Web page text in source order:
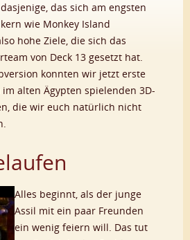
das sich am engsten
wie Monkey Island
hohe Ziele, die sich das
von Deck 13 gesetzt hat.
konnten wir jetzt erste
alten Ägypten spielenden 3D-
die wir euch natürlich nicht
Alles beginnt, als der junge
Assil mit ein paar Freunden
ein wenig feiern will. Das tut